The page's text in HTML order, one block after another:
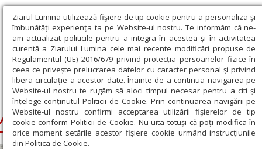
Ziarul Lumina utilizează fişiere de tip cookie pentru a personaliza și
îmbunătăți experiența ta pe Website-ul nostru. Te informăm că ne-
am actualizat politicile pentru a integra în acestea și în activitatea
curentă a Ziarului Lumina cele mai recente modificări propuse de
Regulamentul (UE) 2016/679 privind protecția persoanelor fizice în
ceea ce privește prelucrarea datelor cu caracter personal și privind
libera circulație a acestor date. Înainte de a continua navigarea pe
Website-ul nostru te rugăm să aloci timpul necesar pentru a citi și
înțelege conținutul Politicii de Cookie. Prin continuarea navigării pe
Website-ul nostru confirmi acceptarea utilizării fişierelor de tip
cookie conform Politicii de Cookie. Nu uita totuși că poți modifica în
orice moment setările acestor fişiere cookie urmând instrucțiunile
din Politica de Cookie.
Ziarul Lumina › Anul Nou
Anul Nou